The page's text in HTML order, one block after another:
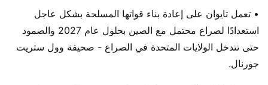
• تعمل تايوان على إعادة بناء قواتها المسلحة بشكل عاجل
استعدادًا لصراع محتمل مع الصين بحلول عام 2027 والصمود
حتى تتدخل الولايات المتحدة في الصراع - صحيفة وول ستريت
جورنال.